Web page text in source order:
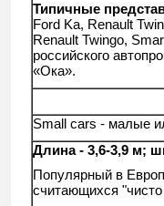
Типичные
Ford Ka, Renault
Renault Twingo,
российского
«Ока».
Small cars - малые
Длина - 3,6-3,9 м;
Популярный в
считающихся "чисто